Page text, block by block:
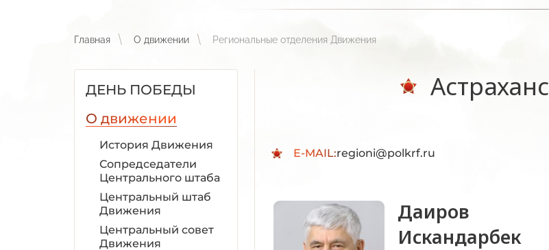
Главная О движении Региональные отделения Движения
ДЕНЬ ПОБЕДЫ
О движении
История Движения
Сопредседатели
Центрального штаба
Центральный штаб
Движения
Центральный совет
Движения
E-MAIL:regioni@polkrf.ru
Даиров
Искандарбек